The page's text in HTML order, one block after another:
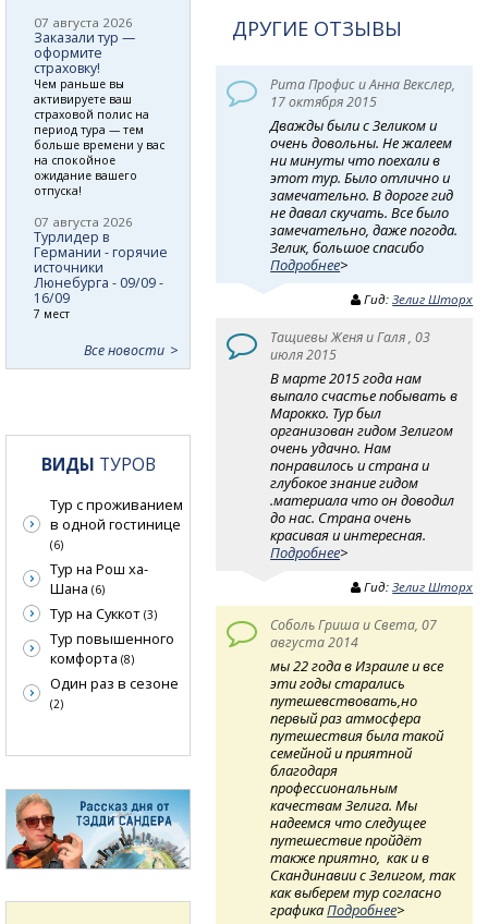
ДРУГИЕ ОТЗЫВЫ
Рита Профис и Анна Векслер,
17 октября 2015
Дважды были с Зеликом и
очень довольны. Не жалеем
ни минуты что поехали в
этот тур. Было отлично и
замечательно. В дороге гид
не давал скучать. Все было
замечательно, даже погода.
Зелик, большое спасибо
Подробнее>
Гид:Зелиг Шторх
Тащиевы Женя и Галя , 03
июля 2015
В марте 2015 года нам
выпало счастье побывать в
Марокко. Тур был
организован гидом Зелигом
очень удачно. Нам
понравилось и страна и
глубокое знание гидом
.материала что он доводил
до нас. Страна очень
красивая и интересная.
Подробнее>
Гид:Зелиг Шторх
Соболь Гриша и Света, 07
августа 2014
мы 22 года в Израиле и все
эти годы старались
путешевствовать,но
первый раз атмосфера
путешествия была такой
семейной и приятной
благодаря
профессиональным
качествам Зелига. Мы
надеемся что следущее
путешествие пройдёт
также приятно, как и в
Скандинавии с Зелигом, так
как выберем тур согласно
графикаПодробнее>
07 августа 2026
Заказали тур —
оформите
страховку!
Чем раньше вы
активируете ваш
страховой полис на
период тура — тем
больше времени у вас
на спокойное
ожидание вашего
отпуска!
07 августа 2026
Турлидер в
Германии - горячие
источники
Люнебурга - 09/09 -
16/09
7 мест
Все новости
ВИДЫ ТУРОВ
Тур с проживанием
в одной гостинице
(6)
Тур на Рош ха-
Шана (6)
Тур на Суккот (3)
Тур повышенного
комфорта (8)
Один раз в сезоне
(2)